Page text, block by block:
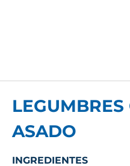
ASADO
INGREDIENTES